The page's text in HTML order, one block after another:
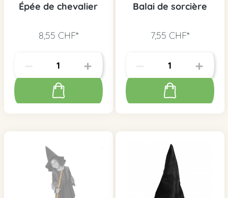
Épée de chevalier
8,55 CHF*
Balai de sorcière
7,55 CHF*